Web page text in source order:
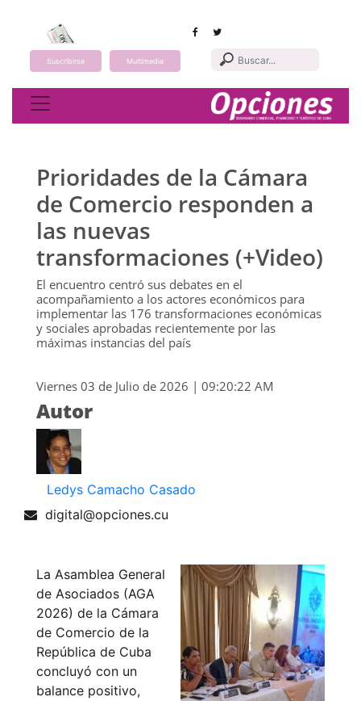
Suscribirse Multimedia
Toggle navigation
Prioridades de la Cámara
de Comercio responden a
las nuevas
transformaciones (+Video)
El encuentro centró sus debates en el
acompañamiento a los actores económicos para
implementar las 176 transformaciones económicas
y sociales aprobadas recientemente por las
máximas instancias del país
Viernes 03 de Julio de 2026 | 09:20:22 AM
Autor
Ledys Camacho Casado
digital@opciones.cu
La Asamblea General
de Asociados (AGA
2026) de la Cámara
de Comercio de la
República de Cuba
concluyó con un
balance positivo,